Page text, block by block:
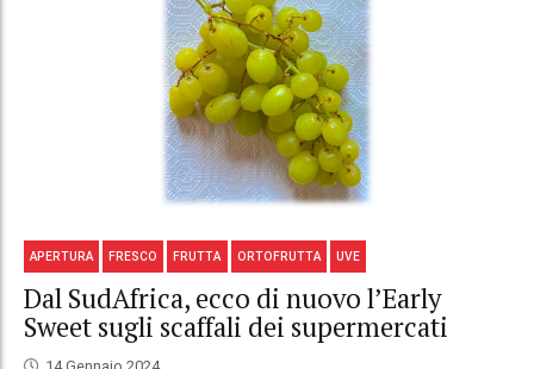
APERTURA FRESCO FRUTTA ORTOFRUTTA UVE
Dal SudAfrica, ecco di nuovo l’Early
Sweet sugli scaffali dei supermercati